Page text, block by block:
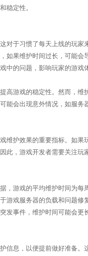
稳定性。
对于习惯了每天上线的玩家
如果维护时间过长，可能会
中的问题，影响玩家的游戏
高游戏的稳定性。然而，维
能会出现意外情况，如服务
维护效果的重要指标。如果
此，游戏开发者需要关注玩
，游戏的平均维护时间为每
游戏服务器的负载和问题修
发事件，维护时间可能会更
信息，以便提前做好准备。